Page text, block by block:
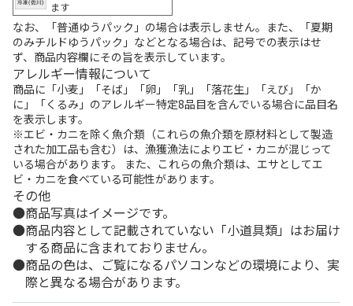
ます
なお、「普通ゆうパック」の場合は表示しません。また、「夏期
のみチルドゆうパック」などとなる場合は、記号での表示はせ
ず、商品内容欄にその旨を表示しています。
アレルギー情報について
商品に「小麦」「そば」「卵」「乳」「落花生」「えび」「か
に」「くるみ」のアレルギー特定8品目を含んでいる場合に品目名
を表示します。
※エビ・カニを除く魚介類（これらの魚介類を原材料として製造
された加工品も含む）は、漁獲漁法によりエビ・カニが混じって
いる場合があります。 また、これらの魚介類は、エサとしてエ
ビ・カニを食べている可能性があります。
その他
商品写真はイメージです。
商品内容として記載されていない「小道具類」はお届け
する商品に含まれておりません。
商品の色は、ご覧になるパソコンなどの環境により、実
際と異なる場合があります。